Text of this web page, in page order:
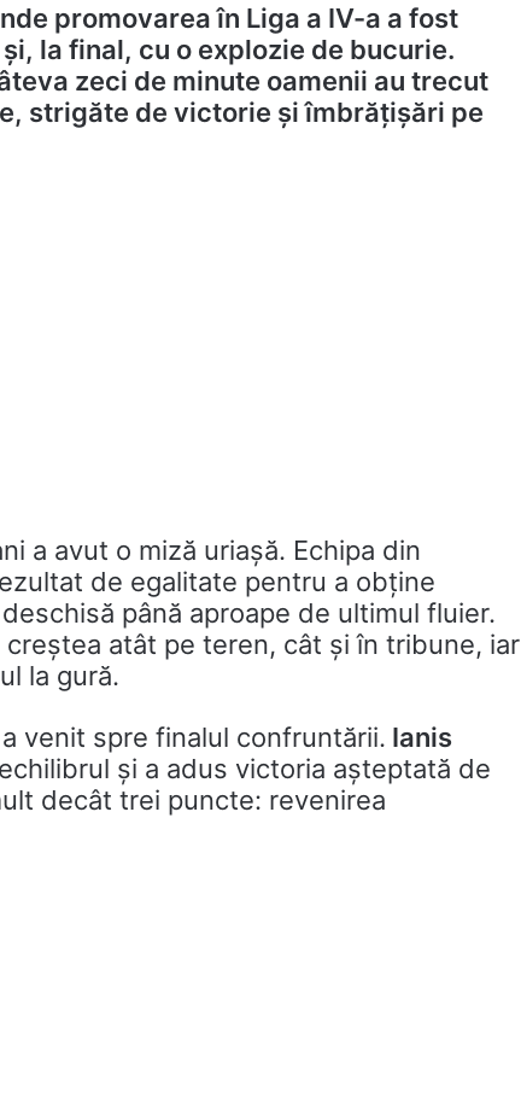
promovarea în Liga a IV-a a fost
la final, cu o explozie de bucurie.
zeci de minute oamenii au trecut
strigăte de victorie și îmbrățișări pe
a avut o miză uriașă. Echipa din
de egalitate pentru a obține
până aproape de ultimul fluier.
atât pe teren, cât și în tribune, iar
la gură.
venit spre finalul confruntării. Ianis
și a adus victoria așteptată de
decât trei puncte: revenirea